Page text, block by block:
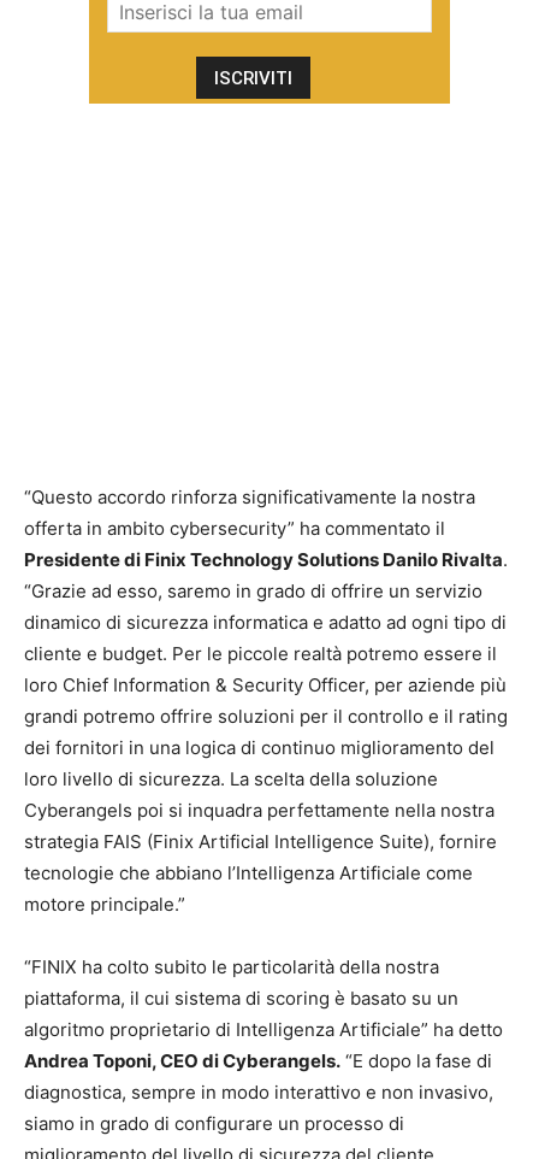
“Questo accordo rinforza significativamente la nostra
offerta in ambito cybersecurity” ha commentato il
Presidente di Finix Technology Solutions Danilo Rivalta.
“Grazie ad esso, saremo in grado di offrire un servizio
dinamico di sicurezza informatica e adatto ad ogni tipo di
cliente e budget. Per le piccole realtà potremo essere il
loro Chief Information & Security Officer, per aziende più
grandi potremo offrire soluzioni per il controllo e il rating
dei fornitori in una logica di continuo miglioramento del
loro livello di sicurezza. La scelta della soluzione
Cyberangels poi si inquadra perfettamente nella nostra
strategia FAIS (Finix Artificial Intelligence Suite), fornire
tecnologie che abbiano l’Intelligenza Artificiale come
motore principale.”
“FINIX ha colto subito le particolarità della nostra
piattaforma, il cui sistema di scoring è basato su un
algoritmo proprietario di Intelligenza Artificiale” ha detto
Andrea Toponi, CEO di Cyberangels. “E dopo la fase di
diagnostica, sempre in modo interattivo e non invasivo,
siamo in grado di configurare un processo di